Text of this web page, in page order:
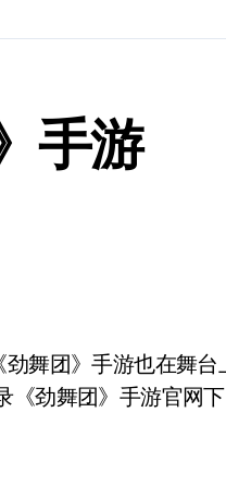
手游
《劲舞团》手游官网下